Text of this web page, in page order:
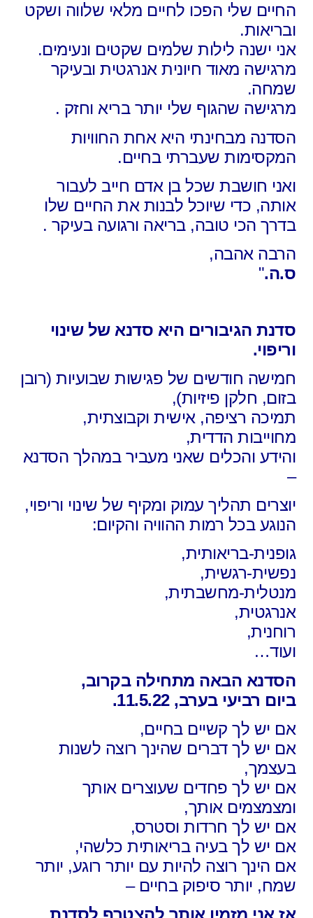
החיים שלי הפכו לחיים מלאי שלווה ושקט
ובריאות.
אני ישנה לילות שלמים שקטים ונעימים.
מרגישה מאוד חיונית אנרגטית ובעיקר
שמחה.
מרגישה שהגוף שלי יותר בריא וחזק .
הסדנה מבחינתי היא אחת החוויות
המקסימות שעברתי בחיים.
ואני חושבת שכל בן אדם חייב לעבור
אותה, כדי שיוכל לבנות את החיים שלו
בדרך הכי טובה, בריאה ורגועה בעיקר .
הרבה אהבה,
ס.ה."
סדנת הגיבורים היא סדנא של שינוי
וריפוי.
חמישה חודשים של פגישות שבועיות (רובן
בזום, חלקן פיזיות),
תמיכה רציפה, אישית וקבוצתית,
מחוייבות הדדית,
והידע והכלים שאני מעביר במהלך הסדנא
–
יוצרים תהליך עמוק ומקיף של שינוי וריפוי,
הנוגע בכל רמות ההוויה והקיום:
גופנית-בריאותית,
נפשית-רגשית,
מנטלית-מחשבתית,
אנרגטית,
רוחנית,
ועוד…
הסדנא הבאה מתחילה בקרוב,
ביום רביעי בערב, 11.5.22.
אם יש לך קשיים בחיים,
אם יש לך דברים שהינך רוצה לשנות
בעצמך,
אם יש לך פחדים שעוצרים אותך
ומצמצמים אותך,
אם יש לך חרדות וסטרס,
אם יש לך בעיה בריאותית כלשהי,
אם הינך רוצה להיות עם יותר רוגע, יותר
שמח, יותר סיפוק בחיים –
אז אני מזמין אותך להצטרף לסדנת